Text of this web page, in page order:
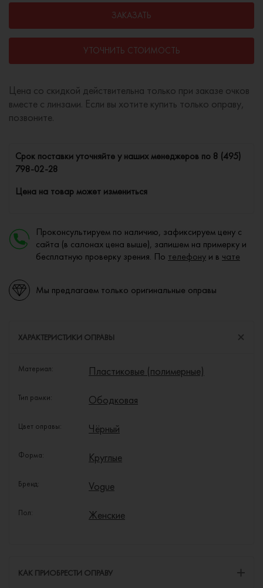
ЗАКАЗАТЬ
УТОЧНИТЬ СТОИМОСТЬ
Цена со скидкой действительна только при заказе очков
вместе с линзами. Если вы хотите купить только оправу,
позвоните.
Cрок поставки уточняйте у наших менеджеров по 8 (495)
798-02-28
Цена на товар может измениться
Проконсультируем по наличию, зафиксируем цену с
сайта (в салонах цена выше), запишем на примерку и
бесплатную проверку зрения. По телефону и в чате
Мы предлагаем только оригинальные оправы
ХАРАКТЕРИСТИКИ ОПРАВЫ
Материал: Пластиковые (полимерные)
Тип рамки: Ободковая
Цвет оправы: Чёрный
Форма: Круглые
Бренд: Vogue
Пол: Женские
КАК ПРИОБРЕСТИ ОПРАВУ